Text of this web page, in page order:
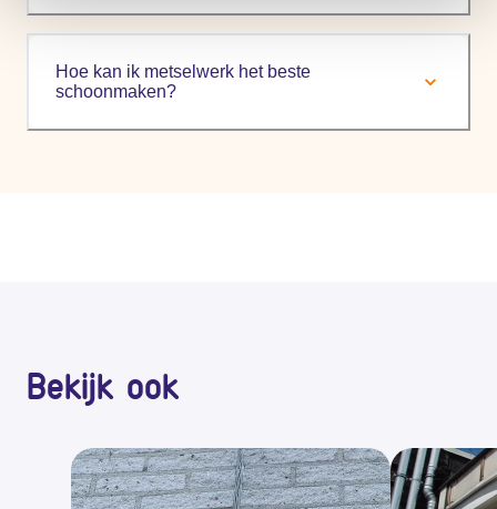
Hoe kan ik metselwerk het beste
schoonmaken?
Bekijk ook